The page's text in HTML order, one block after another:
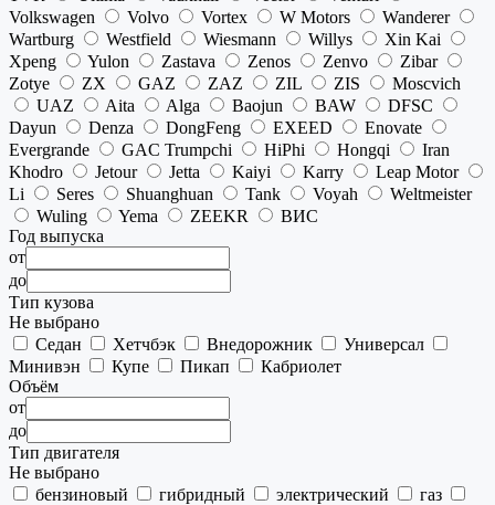
Volkswagen
Volvo Vortex W Motors
Wanderer
Wartburg
Westfield Wiesmann Willys
Xin Kai
Xpeng
Yulon Zastava Zenos Zenvo
Zibar
Zotye
ZX GAZ ZAZ ZIL ZIS
Moscvich
UAZ
Aita Alga Baojun BAW
DFSC
Dayun
Denza DongFeng EXEED
Enovate
Evergrande
GAC Trumpchi HiPhi Hongqi
Iran
Khodro
Jetour Jetta Kaiyi Karry
Leap Motor
Li
Seres Shuanghuan Tank Voyah
Weltmeister
Wuling
Yema ZEEKR
ВИС
Год выпуска
от
до
Тип кузова
Не выбрано
Седан
Хетчбэк Внедорожник
Универсал
Минивэн
Купе Пикап
Кабриолет
Объём
от
до
Тип двигателя
Не выбрано
бензиновый
гибридный электрический
газ